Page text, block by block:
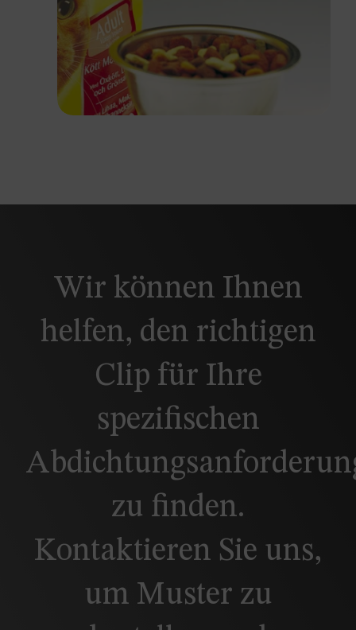
Wir können Ihnen
helfen, den richtigen
Clip für Ihre
spezifischen
zu finden.
Kontaktieren Sie uns,
um Muster zu